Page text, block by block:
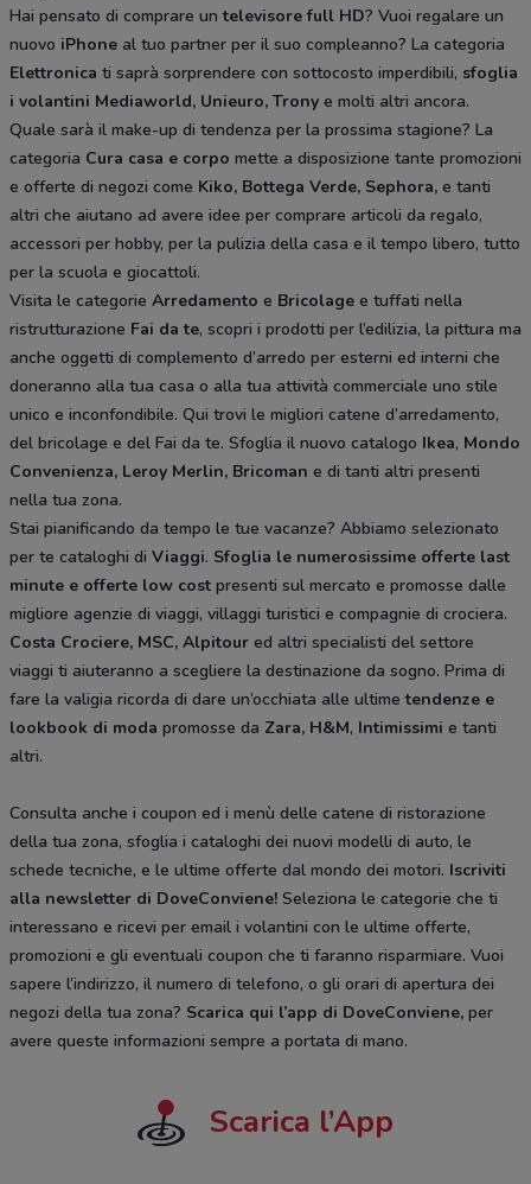
Hai pensato di comprare untelevisore full HD? Vuoi regalare un
nuovo iPhone al tuo partner per il suo compleanno? La categoria
Elettronica ti saprà sorprendere con sottocosto imperdibili, sfoglia
i volantini Mediaworld, Unieuro, Trony e molti altri ancora.
Quale sarà il make-up di tendenza per la prossima stagione? La
categoria Cura casa e corpo mette a disposizione tante promozioni
e offerte di negozi come Kiko, Bottega Verde, Sephora, e tanti
altri che aiutano ad avere idee per comprare articoli da regalo,
accessori per hobby, per la pulizia della casa e il tempo libero, tutto
per la scuola e giocattoli.
Visita le categorie Arredamento e Bricolage e tuffati nella
ristrutturazione Fai da te, scopri i prodotti per l’edilizia, la pittura ma
anche oggetti di complemento d’arredo per esterni ed interni che
doneranno alla tua casa o alla tua attività commerciale uno stile
unico e inconfondibile. Qui trovi le migliori catene d’arredamento,
del bricolage e del Fai da te. Sfoglia il nuovo catalogo Ikea, Mondo
Convenienza, Leroy Merlin, Bricoman e di tanti altri presenti
nella tua zona.
Stai pianificando da tempo le tue vacanze? Abbiamo selezionato
per te cataloghi di Viaggi. Sfoglia le numerosissime offerte last
minute e offerte low cost presenti sul mercato e promosse dalle
migliore agenzie di viaggi, villaggi turistici e compagnie di crociera.
Costa Crociere, MSC, Alpitour ed altri specialisti del settore
viaggi ti aiuteranno a scegliere la destinazione da sogno. Prima di
fare la valigia ricorda di dare un’occhiata alle ultimetendenze e
lookbook di moda promosse da Zara, H&M, Intimissimi e tanti
altri.
Consulta anche i coupon ed i menù delle catene di ristorazione
della tua zona, sfoglia i cataloghi dei nuovi modelli di auto, le
schede tecniche, e le ultime offerte dal mondo dei motori. Iscriviti
alla newsletter di DoveConviene! Seleziona le categorie che ti
interessano e ricevi per email i volantini con le ultime offerte,
promozioni e gli eventuali coupon che ti faranno risparmiare. Vuoi
sapere l’indirizzo, il numero di telefono, o gli orari di apertura dei
negozi della tua zona? Scarica qui l’app di DoveConviene, per
avere queste informazioni sempre a portata di mano.
Scarica l’App